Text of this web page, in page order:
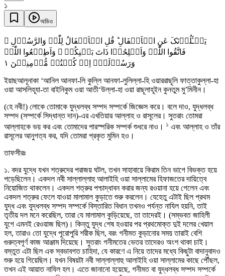
১
অডিও
یَسۡـَٔلُوۡنَکَ عَنِ الۡاَنۡفَالِ ؕ قُلِ الۡاَنۡفَالُ لِلّٰہِ وَالرَّسُوۡلِ ۚ
فَاتَّقُوا اللّٰہَ وَاَصۡلِحُوۡا ذَاتَ بَیۡنِکُمۡ ۪ وَاَطِیۡعُوا اللّٰہَ
وَرَسُوۡلَہٗۤ اِنۡ کُنۡتُمۡ مُّؤۡمِنِیۡنَ ١
ইয়াছআলূনাকা ‘আনিল আনফা-লি কুল্লি আনফা-লুলিল্লা-হি ওয়াররাছূলি ফাত্তাকুল্লা-হা
ওয়া আসলিহূযা-তা বাইনিকুম ওয়া আতী‘উল্লা-হা ওয়া রাছূলাহূইন কুনতুম মু’মিনীন।
(হে নবী!) লোকে তোমাকে যুদ্ধলব্ধ সম্পদ সম্পর্কে জিজ্ঞেস করে। বলে দাও, যুদ্ধলব্ধ
সম্পদ (সম্পর্কে সিদ্ধান্ত দান)-এর এখতিয়ার আল্লাহ ও রাসূলের। সুতরাং তোমরা
আল্লাহকে ভয় কর এবং তোমাদের পারস্পরিক সম্পর্ক শুধরে নাও। ১ এবং আল্লাহ ও তাঁর
রাসূলের আনুগত্য কর, যদি তোমরা প্রকৃত মুমিন হও।
তাফসীরঃ
১. বদর যুদ্ধে যখন শত্রুদের পরাজয় ঘটল, তখন সাহাবায়ে কিরাম তিন ভাগে বিভক্ত হয়ে
পড়েছিলেন। একদল নবী সাল্লাল্লাহু আলাইহি ওয়া সাল্লামের হিফাজতের দায়িত্বে
নিয়োজিত থাকলেন। একদল শত্রুর পশ্চাদ্ধাবন করার জন্য রওয়ানা হয়ে গেলেন এবং
একদল শত্রুর ফেলে যাওয়া মালামাল কুড়াতে শুরু করলেন। যেহেতু এটাই ছিল প্রথম
যুদ্ধ এবং যুদ্ধলব্ধ সম্পদ সম্পর্কে বিস্তারিত বিধান তখনও পর্যন্ত নাযিল হয়নি, তাই
তৃতীয় দল মনে করেছিল, তারা যে মালামাল কুড়িয়েছে, তা তাদেরই। (সম্ভবত জাহিলী
যুগে এমনই রেওয়াজ ছিল)। কিন্তু যুদ্ধ শেষ হওয়ার পর প্রথমোক্ত দুই দলের খেয়াল
হল, তারাও তো যুদ্ধে পুরোপুরি শরীক ছিল, বরং গনীমত কুড়ানোর সময় তারাই বেশি
গুরুত্বপূর্ণ কাজ আঞ্জাম দিয়েছে। সুতরাং গনীমতের ভেতর তাদেরও অংশ থাকা চাই।
বস্তুত এটা ছিল এক স্বভাবগত চাহিদা, যে কারণে এ নিয়ে তাদের মধ্যে কিছুটা বাদানুবাদও
শুরু হয়ে গিয়েছিল। যখন বিষয়টা নবী সাল্লাল্লাহু আলাইহি ওয়া সাল্লামের কাছে পৌঁছল,
তখন এই আয়াত নাযিল হল। এতে জানানো হয়েছে, গনীমত বা যুদ্ধলব্ধ সম্পদ সম্পর্কে